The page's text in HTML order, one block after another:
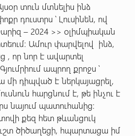
տուն մտնելիս ինձ
դուստրս ՝ Լուսինեն, ով
– 2024 >> օլիմպիական
Ամուր փարվելով ինձ,
, որ նոր է ավարտել
ապրող քրոջս ՝
մի դիպված է ներկայացրել,
հարցնում է, թե ինչու է
նայում պատուհանից։
քեզ հետ թևանցուկ
ծիծաղեցի, հպարտացա իմ